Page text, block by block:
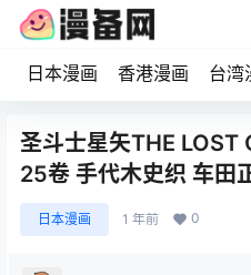
日本漫画 香港漫画 台湾
圣斗士星矢THE LOST
25卷 手代木史织 车田
日本漫画 1 年前 0